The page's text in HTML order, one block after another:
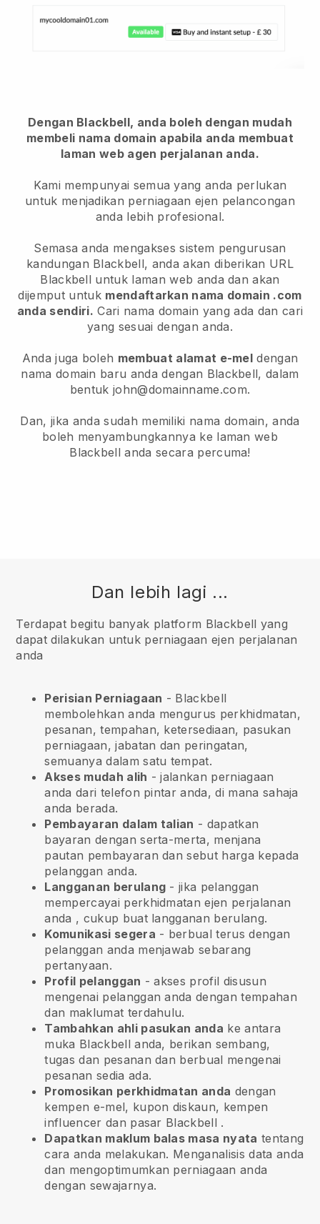
Dengan Blackbell, anda boleh dengan mudah
membeli nama domain apabila anda membuat
laman web agen perjalanan anda.
Kami mempunyai semua yang anda perlukan
untuk menjadikan perniagaan ejen pelancongan
anda lebih profesional.
Semasa anda mengakses sistem pengurusan
kandungan Blackbell, anda akan diberikan URL
Blackbell untuk laman web anda dan akan
dijemput untuk mendaftarkan nama domain .com
anda sendiri. Cari nama domain yang ada dan cari
yang sesuai dengan anda.
Anda juga boleh membuat alamat e-mel dengan
nama domain baru anda dengan Blackbell, dalam
bentuk john@domainname.com.
Dan, jika anda sudah memiliki nama domain, anda
boleh menyambungkannya ke laman web
Blackbell anda secara percuma!
Dan lebih lagi ...
Terdapat begitu banyak platform Blackbell yang
dapat dilakukan untuk perniagaan ejen perjalanan
anda
Perisian Perniagaan - Blackbell
membolehkan anda mengurus perkhidmatan,
pesanan, tempahan, ketersediaan, pasukan
perniagaan, jabatan dan peringatan,
semuanya dalam satu tempat.
Akses mudah alih - jalankan perniagaan
anda dari telefon pintar anda, di mana sahaja
anda berada.
Pembayaran dalam talian - dapatkan
bayaran dengan serta-merta, menjana
pautan pembayaran dan sebut harga kepada
pelanggan anda.
Langganan berulang -jika pelanggan
mempercayai perkhidmatan ejen perjalanan
anda , cukup buat langganan berulang.
Komunikasi segera - berbual terus dengan
pelanggan anda menjawab sebarang
pertanyaan.
Profil pelanggan - akses profil disusun
mengenai pelanggan anda dengan tempahan
dan maklumat terdahulu.
Tambahkan ahli pasukan anda ke antara
muka Blackbell anda, berikan sembang,
tugas dan pesanan dan berbual mengenai
pesanan sedia ada.
Promosikan perkhidmatan anda dengan
kempen e-mel, kupon diskaun, kempen
influencer dan pasar Blackbell .
Dapatkan maklum balas masa nyata tentang
cara anda melakukan. Menganalisis data anda
dan mengoptimumkan perniagaan anda
dengan sewajarnya.